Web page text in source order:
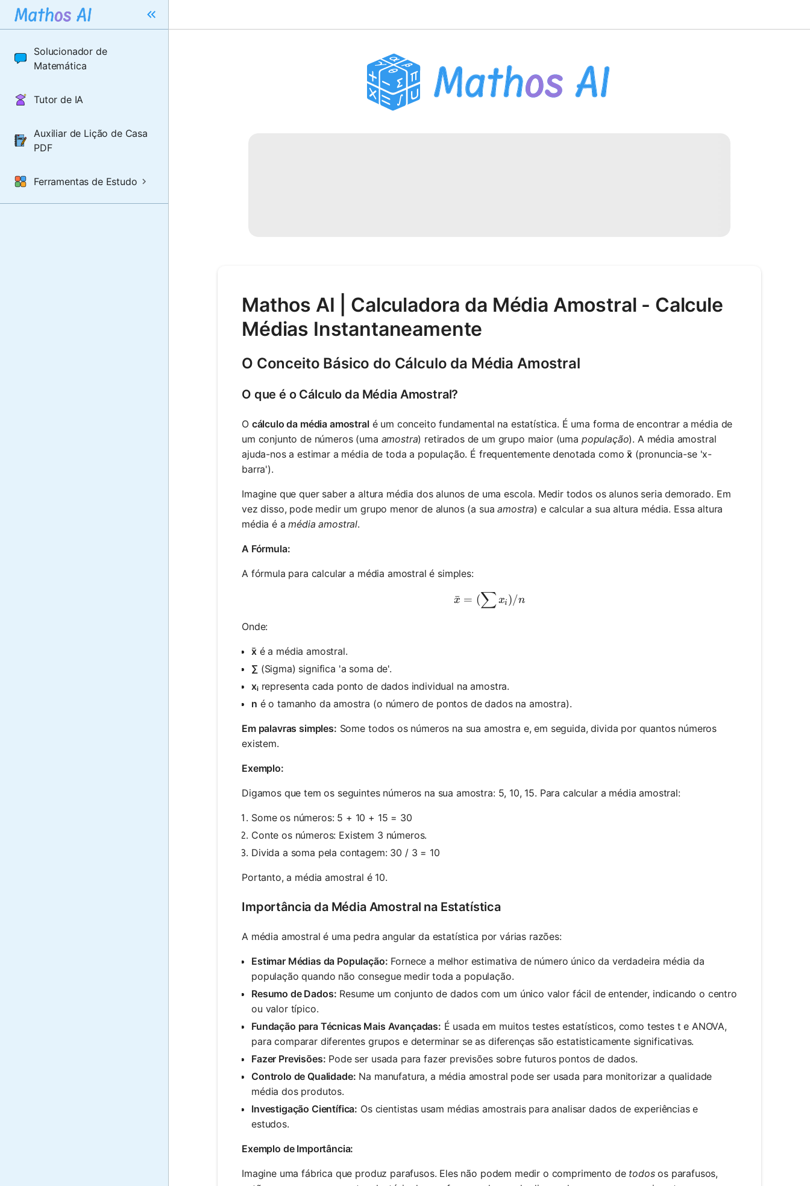
Solucionador de
Matemática
Tutor de IA
Auxiliar de Lição de Casa
PDF
Ferramentas de Estudo
Mathos AI | Calculadora da Média Amostral - Calcule
Médias Instantaneamente
O Conceito Básico do Cálculo da Média Amostral
O que é o Cálculo da Média Amostral?
O cálculo da média amostralé um conceito fundamental na estatística. É uma forma de encontrar a média de
um conjunto de números (uma amostra) retirados de um grupo maior (uma população). A média amostral
ajuda-nos a estimar a média de toda a população. É frequentemente denotada comox̄ (pronuncia-se 'x-
barra').
Imagine que quer saber a altura média dos alunos de uma escola. Medir todos os alunos seria demorado. Em
vez disso, pode medir um grupo menor de alunos (a suaamostra) e calcular a sua altura média. Essa altura
média é amédia amostral.
A Fórmula:
A fórmula para calcular a média amostral é simples:
x̄ = (∑xᵢ) / n
x
ˉ = (∑ xi )/n
Onde:
x̄é a média amostral.
∑ (Sigma) significa 'a soma de'.
xᵢrepresenta cada ponto de dados individual na amostra.
n é o tamanho da amostra (o número de pontos de dados na amostra).
Em palavras simples: Some todos os números na sua amostra e, em seguida, divida por quantos números
existem.
Exemplo:
Digamos que tem os seguintes números na sua amostra: 5, 10, 15. Para calcular a média amostral:
Some os números: 5 + 10 + 15 = 30
Conte os números: Existem 3 números.
Divida a soma pela contagem: 30 / 3 = 10
Portanto, a média amostral é 10.
Importância da Média Amostral na Estatística
A média amostral é uma pedra angular da estatística por várias razões:
Estimar Médias da População: Fornece a melhor estimativa de número único da verdadeira média da
população quando não consegue medir toda a população.
Resumo de Dados: Resume um conjunto de dados com um único valor fácil de entender, indicando o centro
ou valor típico.
Fundação para Técnicas Mais Avançadas: É usada em muitos testes estatísticos, como testes t e ANOVA,
para comparar diferentes grupos e determinar se as diferenças são estatisticamente significativas.
Fazer Previsões: Pode ser usada para fazer previsões sobre futuros pontos de dados.
Controlo de Qualidade: Na manufatura, a média amostral pode ser usada para monitorizar a qualidade
média dos produtos.
Investigação Científica: Os cientistas usam médias amostrais para analisar dados de experiências e
estudos.
Exemplo de Importância:
Imagine uma fábrica que produz parafusos. Eles não podem medir o comprimento de todosos parafusos,